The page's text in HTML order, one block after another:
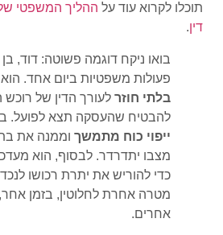
תוכלו לקרוא עוד על ההליך המשפטי של
דין.
פעולות משפטיות ביום אחד.
בלתי חוזר לעורך הדין של רוכש
להבטיח שהעסקה תצא לפועל.
ייפוי כוח מתמשך וממנה את
מצבו יתדרדר. לבסוף, הוא
כדי להוריש את יתרת רכושו
מטרה אחרת לחלוטין, בזמן
אחרים.